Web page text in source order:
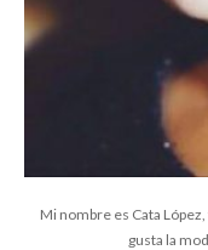
Mi nombre es Cata
gusta la